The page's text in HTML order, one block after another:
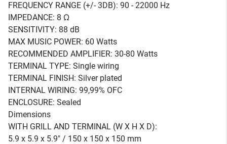
FREQUENCY RANGE (+/- 3DB): 90 - 22000 Hz
IMPEDANCE: 8 Ω
SENSITIVITY: 88 dB
MAX MUSIC POWER: 60 Watts
RECOMMENDED AMPLIFIER: 30-80 Watts
TERMINAL TYPE: Single wiring
TERMINAL FINISH: Silver plated
INTERNAL WIRING: 99,99% OFC
ENCLOSURE: Sealed
Dimensions
WITH GRILL AND TERMINAL (W X H X D):
5.9 x 5.9 x 5.9" / 150 x 150 x 150 mm